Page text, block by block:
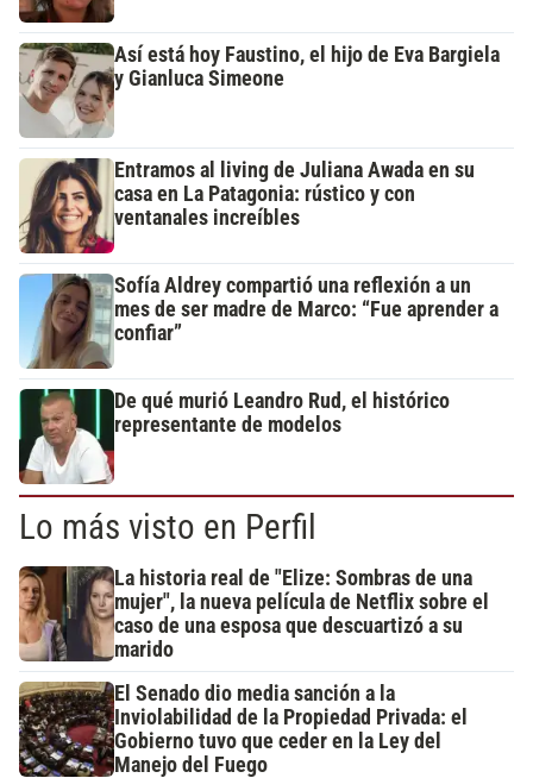
Así está hoy Faustino, el hijo de Eva Bargiela
y Gianluca Simeone
Entramos al living de Juliana Awada en su
casa en La Patagonia: rústico y con
ventanales increíbles
Sofía Aldrey compartió una reflexión a un
mes de ser madre de Marco: “Fue aprender a
confiar”
De qué murió Leandro Rud, el histórico
representante de modelos
Lo más visto en Perfil
La historia real de "Elize: Sombras de una
mujer", la nueva película de Netflix sobre el
caso de una esposa que descuartizó a su
marido
El Senado dio media sanción a la
Inviolabilidad de la Propiedad Privada: el
Gobierno tuvo que ceder en la Ley del
Manejo del Fuego